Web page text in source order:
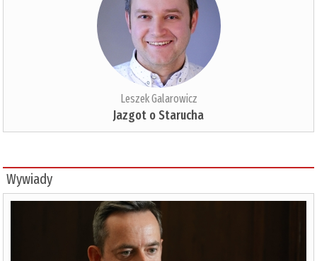
Leszek Galarowicz
Jazgot o Starucha
Wywiady